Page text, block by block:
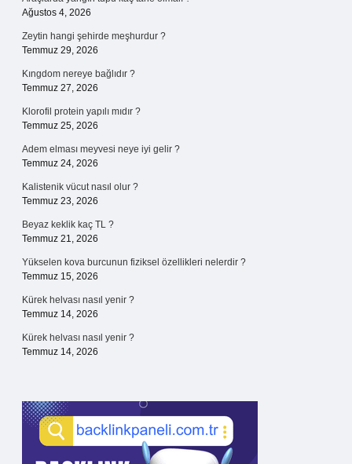
Ağustos 4, 2026
Zeytin hangi şehirde meşhurdur ?
Temmuz 29, 2026
Kıngdom nereye bağlıdır ?
Temmuz 27, 2026
Klorofil protein yapılı mıdır ?
Temmuz 25, 2026
Adem elması meyvesi neye iyi gelir ?
Temmuz 24, 2026
Kalistenik vücut nasıl olur ?
Temmuz 23, 2026
Beyaz keklik kaç TL ?
Temmuz 21, 2026
Yükselen kova burcunun fiziksel özellikleri nelerdir ?
Temmuz 15, 2026
Kürek helvası nasıl yenir ?
Temmuz 14, 2026
Kürek helvası nasıl yenir ?
Temmuz 14, 2026